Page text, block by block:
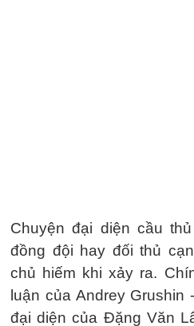
Chuyện đại diện cầu
đồng đội hay đối thủ
chủ hiếm khi xảy ra.
luận của Andrey
đại diện của Đặng Văn